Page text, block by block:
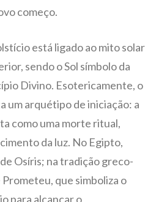
começo.
está ligado ao mito solar
sendo o Sol símbolo da
Divino. Esotericamente, o
um arquétipo de iniciação: a
como uma morte ritual,
da luz. No Egipto,
Osíris; na tradição greco-
que simboliza o
para alcançar o